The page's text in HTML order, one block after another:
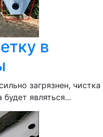
в
загрязнен, чистка
являться...